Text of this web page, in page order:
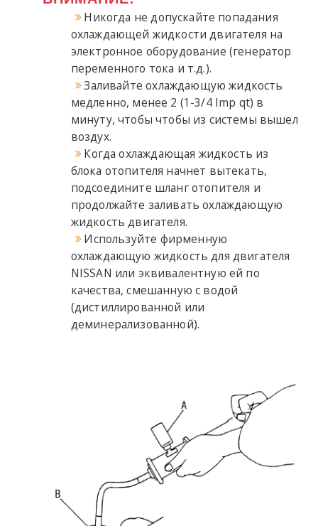
Никогда не допускайте попадания
охлаждающей жидкости двигателя на
электронное оборудование (генератор
переменного тока и т.д.).
Заливайте охлаждающую жидкость
медленно, менее 2 (1-3/4 Imp qt) в
минуту, чтобы чтобы из системы вышел
воздух.
Когда охлаждающая жидкость из
блока отопителя начнет вытекать,
подсоедините шланг отопителя и
продолжайте заливать охлаждающую
жидкость двигателя.
Используйте фирменную
охлаждающую жидкость для двигателя
NISSAN или эквивалентную ей по
качества, смешанную с водой
(дистиллированной или
деминерализованной).